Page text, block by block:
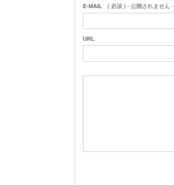
E-MAIL ( 必須 ) - 公開されません -
URL